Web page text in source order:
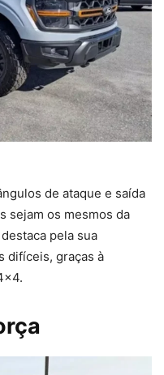
de ataque e saída
sejam os mesmos da
pela sua
difíceis, graças à